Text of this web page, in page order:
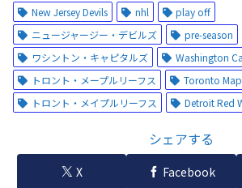
New Jersey Devils
nhl
play off
ニュージャージー・デビルズ
pre-season
ワシントン・キャピタルズ
Washington
トロント・メープルリーフス
Toronto
トロント・メイプルリーフス
Detroit Red
シェアする
X Facebook